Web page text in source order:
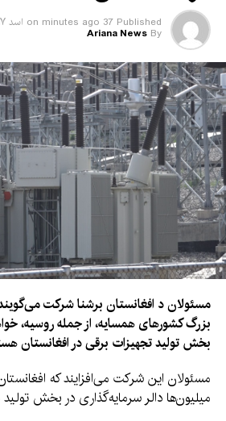
Published
37 minutes ago
on اسد ۱۷, ۱۴۰۵
By
Ariana News
مسئولان د افغانستان برشنا شرکت
بزرگ کشورهای همسایه، از جمله روسیه،
بخش تولید تجهیزات برقی در افغانستان
مسئولان این شرکت می‌افزایند که
میلیون‌ها دالر سرمایه‌گذاری در بخش تولید